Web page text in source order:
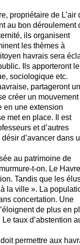
propriétaire de L’air
au bon déroulement
ils organisent
les thèmes à
havrais sera
Ils apporteront
sociologique etc.
partageront un
créer un mouvement
en une extension
met en place. Il est
et d’autres
d’avancer dans
au patrimoine de
t-on. Le
Tandis que les
la ville ». La
concertation. Une
de plus en
taux d’abstention
permettre aux